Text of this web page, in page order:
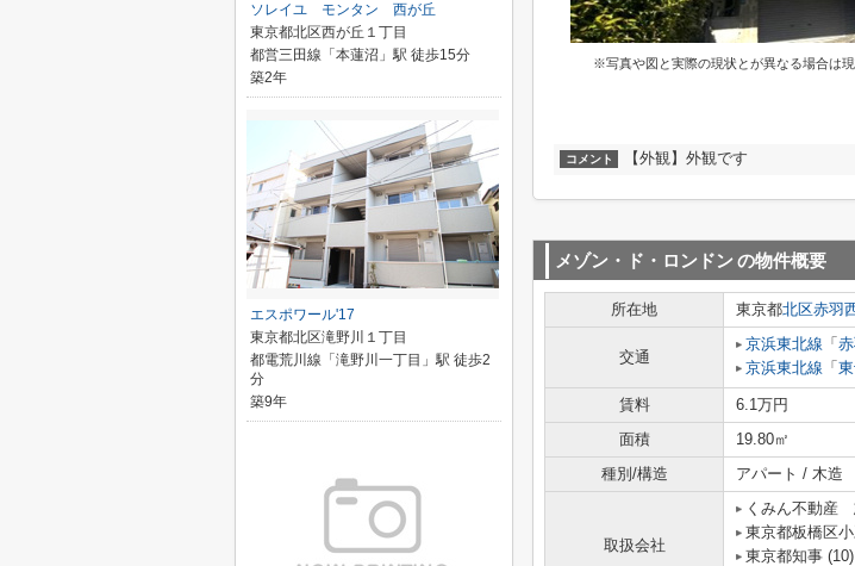
※写真や図と実際の現状とが異なる場合は
コメント 【外観】外観です
メゾン・ド・ロンドンの物件概要
所在地 東京都北区赤羽
交通
京浜東北線 「
京浜東北線 「
賃料 6.1万円
面積
19.80㎡
種別/構造
アパート / 木造
取扱会社
くみん不動産
東京都板橋区
東京都知事
ソレイユ モンタン 西が丘
東京都北区西が丘１丁目
都営三田線「本蓮沼」駅 徒歩15分
築2年
エスポワール'17
東京都北区滝野川１丁目
都電荒川線「滝野川一丁目」駅 徒歩2
分
築9年